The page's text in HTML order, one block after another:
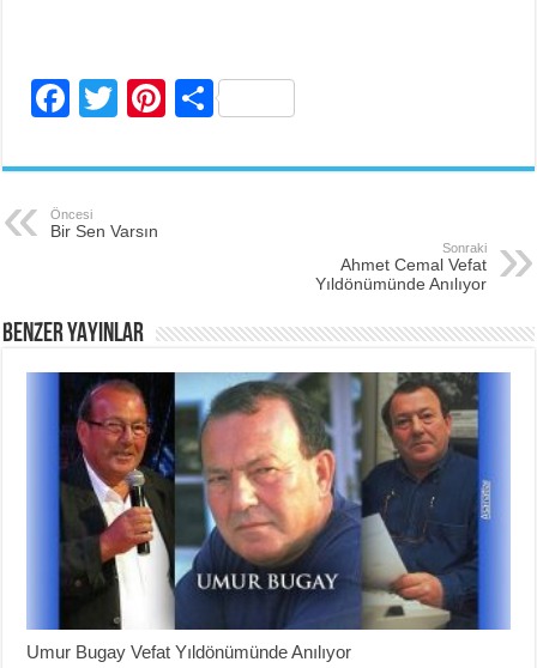
F
c
e
b
o
k
T
tt
Pi
er
S
ar
Öncesi
Bir Sen Varsın
Sonraki
Ahmet Cemal Vefat
Yıldönümünde Anılıyor
BENZER YAYINLAR
Umur Bugay Vefat Yıldönümünde Anılıyor